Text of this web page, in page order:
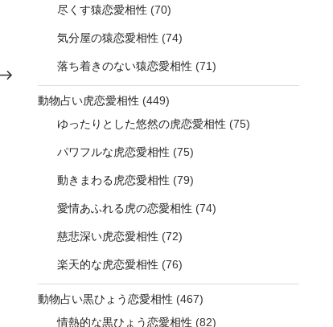
尽くす猿恋愛相性 (70)
気分屋の猿恋愛相性 (74)
落ち着きのない猿恋愛相性 (71)
動物占い虎恋愛相性 (449)
ゆったりとした悠然の虎恋愛相性 (75)
パワフルな虎恋愛相性 (75)
動きまわる虎恋愛相性 (79)
愛情あふれる虎の恋愛相性 (74)
慈悲深い虎恋愛相性 (72)
楽天的な虎恋愛相性 (76)
動物占い黒ひょう恋愛相性 (467)
情熱的な黒ひょう恋愛相性 (82)